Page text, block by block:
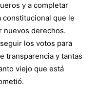
y a completar
constitucional que le
nuevos derechos.
los votos para
transparencia y tantas
viejo que está